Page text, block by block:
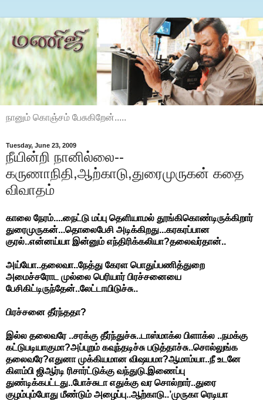
நானும் கொஞ்சம் பேசுகிறேன்.....
Tuesday, June 23, 2009
நீயின்றி நானில்லை--
கருணாநிதி,ஆற்காடு,துரைமுருகன் கதை
விவாதம்
காலை நேரம்....நைட்டு மப்பு தெளியாமல் தூங்கிகொண்டிருக்கிறார்
துரைமுருகன்...தொலைபேசி அடிக்கிறது...கரகரப்பான
குரல்..என்னய்யா இன்னும் எந்திரிக்கலியா?தலைவர்தான்..
அய்யோ..தலைவா..நேத்து கேரள பொதுப்பணித்துறை
அமைச்சரோட முல்லை பெரியார் பிரச்சனையை
பேசிகிட்டிருந்தேன்..லேட்டாயிடுச்சு..
பிரச்சனை தீர்ந்ததா?
இல்ல தலைவரே ..சரக்கு தீர்ந்துச்சு..டாஸ்மாக்ல பிளாக்ல ..நமக்கு
கட்டுபடியாகுமா?அப்புறம் கவுந்தடிச்சு படுத்தாச்சு..சொல்லுங்க
தலைவரே?எதுனா முக்கியமான விஷயமா?ஆமாம்யா..நீ உடனே
கிளம்பி ஜிஆர்டி ரிசார்ட்டுக்கு வந்துடு.இணைப்பு
துண்டிக்கபட்டது..போச்சுடா எதுக்கு வர சொல்றார்..துரை
குழம்பும்போது மீண்டும் அழைப்பு..ஆற்காடு..’முருகா ரெடியா